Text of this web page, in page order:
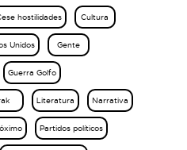
hostilidades Cultura
Unidos Gente
Guerra Golfo
Literatura Narrativa
Partidos políticos